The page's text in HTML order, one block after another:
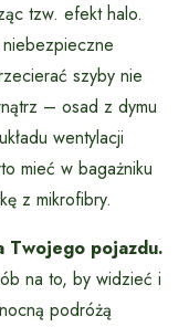
tzw. efekt halo.
szyby nie
– osad z dymu
wentylacji
mieć w bagażniku
z mikrofibry.
Twojego pojazdu.
na to, by widzieć i
podróżą